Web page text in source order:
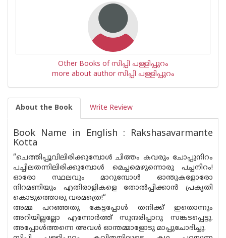
Other Books of സിപ്പി പള്ളിപ്പുറം
more about author സിപ്പി പള്ളിപ്പുറം
About the Book Write Review
Book Name in English : Rakshasavarmante
Kotta
“ചെത്തിപ്പൂവിലിരിക്കുമ്പോൾ ചിത്തം കവരും ചോപ്പുനിറം
പച്ചിലതന്നിലിരിക്കുമ്പോൾ മെച്ചമെഴുന്നൊരു പച്ചനിറം!
ഓരോ സ്ഥലവും മാറുമ്പോൾ ഓന്തുകളോരോ
നിറമണിയും എതിരാളികളെ തോൽപ്പിക്കാൻ പ്രകൃതി
കൊടുത്തൊരു വരമത്രെ!“
അമ്മ പറഞ്ഞതു കേട്ടപ്പോൾ തനിക്ക് ഇതൊന്നും
അറിയില്ലല്ലോ എന്നോർത്ത് സുന്ദരിപ്പാറു സങ്കടപ്പെട്ടു.
അപ്പോൾത്തന്നെ അവൾ ഓന്തമ്മാളോടു മാപ്പുചോദിച്ചു.